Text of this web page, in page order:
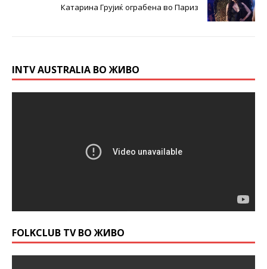
Катарина Грујиќ ограбена во Париз
INTV AUSTRALIA ВО ЖИВО
FOLKCLUB TV ВО ЖИВО